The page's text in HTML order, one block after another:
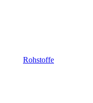
Rohstoffe